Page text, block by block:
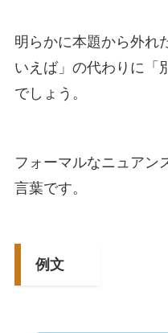
明らかに本題から外れ
いえば」の代わりに「
でしょう。
フォーマルなニュアン
言葉です。
例文